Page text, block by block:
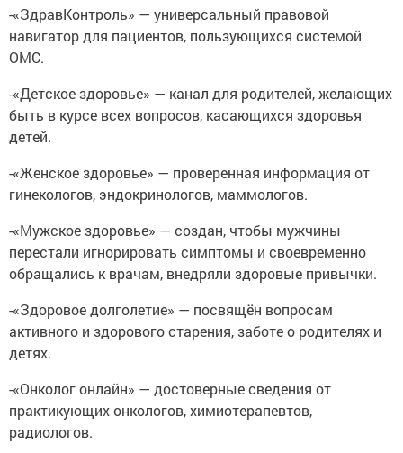
-«ЗдравКонтроль» — универсальный правовой
навигатор для пациентов, пользующихся системой
ОМС.
-«Детское здоровье» — канал для родителей, желающих
быть в курсе всех вопросов, касающихся здоровья
детей.
-«Женское здоровье» — проверенная информация от
гинекологов, эндокринологов, маммологов.
-«Мужское здоровье» — создан, чтобы мужчины
перестали игнорировать симптомы и своевременно
обращались к врачам, внедряли здоровые привычки.
-«Здоровое долголетие» — посвящён вопросам
активного и здорового старения, заботе о родителях и
детях.
-«Онколог онлайн» — достоверные сведения от
практикующих онкологов, химиотерапевтов,
радиологов.